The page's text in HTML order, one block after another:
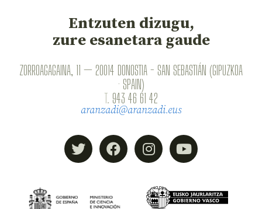
Entzuten dizugu,
zure esanetara gaude
ZORROAGAGAINA, 11 — 20014 DONOSTIA - SAN SEBASTIÁN (GIPUZKOA
· SPAIN)
T. 943 46 61 42
aranzadi@aranzadi.eus